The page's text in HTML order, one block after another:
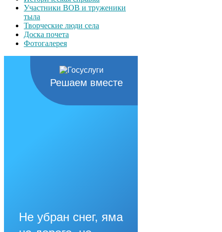
Участники ВОВ и труженики
тыла
Творческие люди села
Доска почета
Фотогалерея
Решаем вместе
Не убран снег, яма